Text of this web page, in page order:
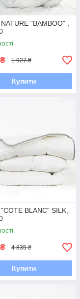
"BAMBOO" ,
₴ 1 927 ₴
Купити
BLANC" SILK,
₴ 4 835 ₴
Купити